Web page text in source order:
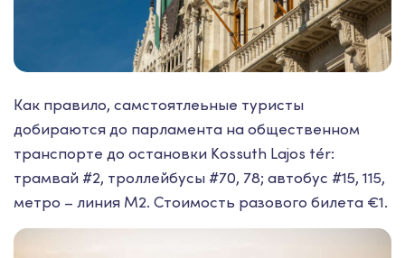
Как правило, самстоятлеьные туристы
добираются до парламента на общественном
транспорте до остановки Kossuth Lajos tér:
трамвай #2, троллейбусы #70, 78; автобус #15, 115,
метро – линия М2. Стоимость разового билета €1.